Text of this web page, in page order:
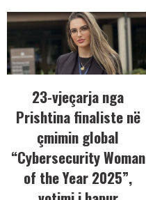
23-vjeçarja nga
Prishtina finaliste në
çmimin global
“Cybersecurity Woman
of the Year 2025”,